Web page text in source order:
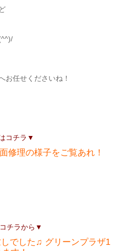
お任せくださいね！
コチラ▼
修理の様子をご覧あれ！
チラから▼
でした♫ グリーンプラザ1